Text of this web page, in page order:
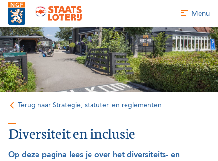
Menu
Terug naar Strategie, statuten en reglementen
Diversiteit en inclusie
Op deze pagina lees je over het diversiteits- en